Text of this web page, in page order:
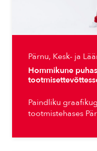
Pärnu, Kesk- ja
Hommikune
Paindliku
tootmistehases